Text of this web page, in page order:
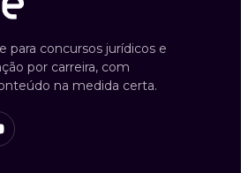
para concursos jurídicos e
por carreira, com
na medida certa.